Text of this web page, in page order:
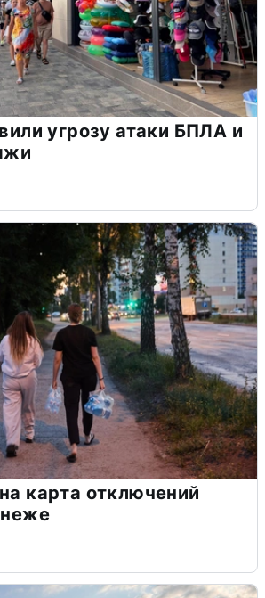
угрозу атаки БПЛА и
карта отключений